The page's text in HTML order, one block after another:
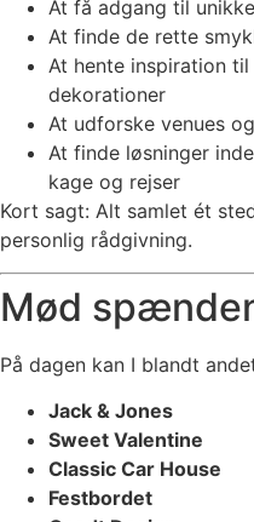
At få adgang til
At finde de rette
At hente inspiration
dekorationer
At udforske venues
At finde løsninger
kage og rejser
Kort sagt: Alt samlet ét
personlig rådgivning.
Mød
På dagen kan I blandt
Jack & Jones
Sweet Valentine
Classic Car House
Festbordet